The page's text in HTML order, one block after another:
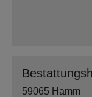
59065 Hamm